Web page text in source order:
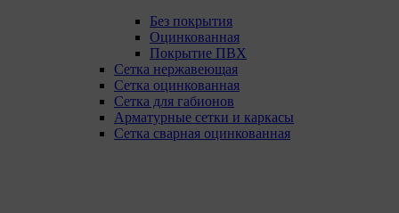
Без покрытия
Оцинкованная
Покрытие ПВХ
Сетка нержавеющая
Сетка оцинкованная
Сетка для габионов
Арматурные сетки и каркасы
Сетка сварная оцинкованная